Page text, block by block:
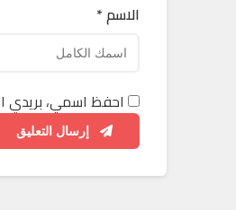
الاسم *
احفظ اسمي، بريدي